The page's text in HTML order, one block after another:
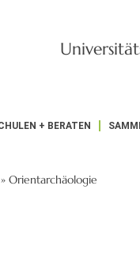
+ BERATEN
» Orientarchäologie